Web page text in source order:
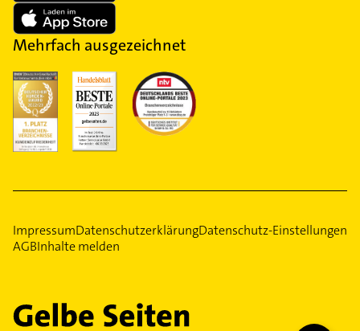
Mehrfach ausgezeichnet
ImpressumDatenschutzerklärungDatenschutz-Einstellungen
AGBInhalte melden